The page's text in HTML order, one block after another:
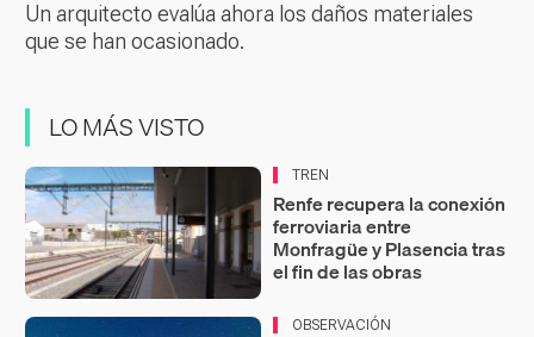
Un arquitecto evalúa ahora los daños materiales
que se han ocasionado.
LO MÁS VISTO
TREN
Renfe recupera la conexión
ferroviaria entre
Monfragüe y Plasencia tras
el fin de las obras
OBSERVACIÓN